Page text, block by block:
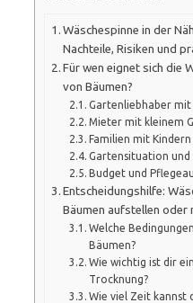
Wäschespinne in der
Nachteile, Risiken und
Für wen eignet sich die
von Bäumen?
Gartenliebhaber mit
Mieter mit kleinem
Familien mit Kindern
Gartensituation
Budget und
Entscheidungshilfe:
Bäumen aufstellen oder
Welche
Bäumen?
Wie wichtig ist dir
Trocknung?
Wie viel Zeit kannst